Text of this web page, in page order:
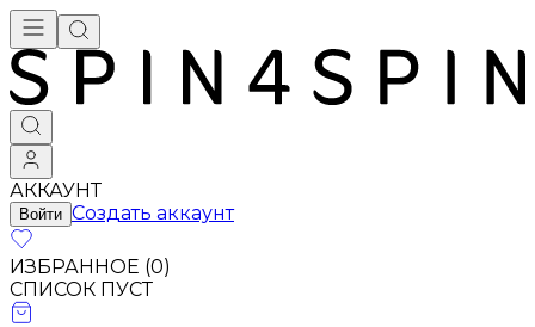
АККАУНТ
Войти Создать аккаунт
ИЗБРАННОЕ (0)
СПИСОК ПУСТ